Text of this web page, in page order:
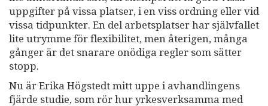
uppgifter på vissa platser, i en viss ordning eller vid
vissa tidpunkter. En del arbetsplatser har självfallet
lite utrymme för flexibilitet, men återigen, många
gånger är det snarare onödiga regler som sätter
stopp.
Nu är Erika Högstedt mitt uppe i avhandlingens
fjärde studie, som rör hur yrkesverksamma med